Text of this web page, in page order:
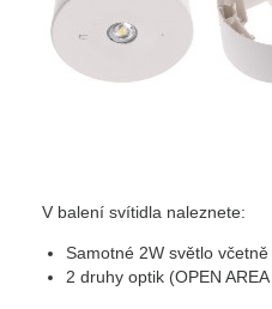
V balení svítidla naleznete:
Samotné 2W světlo
2 druhy optik (OPEN